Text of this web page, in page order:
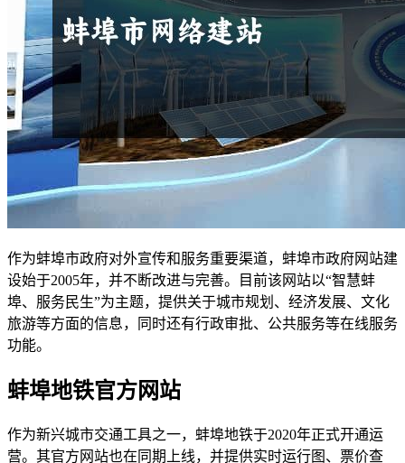
作为蚌埠市政府对外宣传和服务重要渠道，蚌埠市政府网站建
设始于2005年，并不断改进与完善。目前该网站以“智慧蚌
埠、服务民生”为主题，提供关于城市规划、经济发展、文化
旅游等方面的信息，同时还有行政审批、公共服务等在线服务
功能。
蚌埠地铁官方网站
作为新兴城市交通工具之一，蚌埠地铁于2020年正式开通运
营。其官方网站也在同期上线，并提供实时运行图、票价查